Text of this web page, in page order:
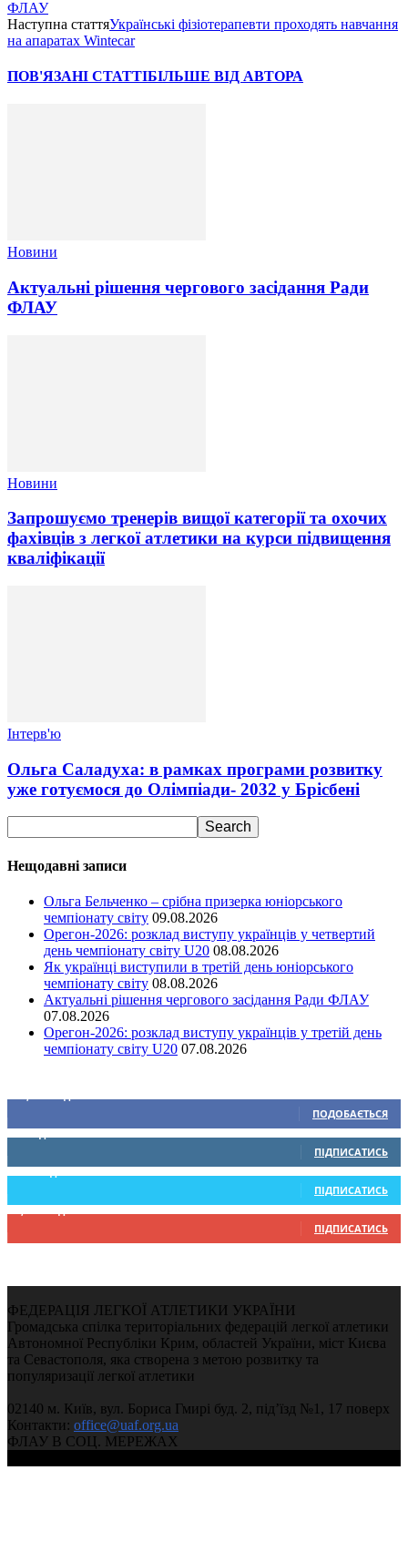
ФЛАУ
Наступна статтяУкраїнські фізіотерапевти проходять навчання
на апаратах Wintecar
ПОВ'ЯЗАНІ СТАТТІБІЛЬШЕ ВІД АВТОРА
Новини
Актуальні рішення чергового засідання Ради
ФЛАУ
Новини
Запрошуємо тренерів вищої категорії та охочих
фахівців з легкої атлетики на курси підвищення
кваліфікації
Інтерв'ю
Ольга Саладуха: в рамках програми розвитку
уже готуємося до Олімпіади- 2032 у Брісбені
Нещодавні записи
Ольга Бельченко – срібна призерка юніорського
чемпіонату світу 09.08.2026
Орегон-2026: розклад виступу українців у четвертий
день чемпіонату світу U20 08.08.2026
Як українці виступили в третій день юніорського
чемпіонату світу 08.08.2026
Актуальні рішення чергового засідання Ради ФЛАУ
07.08.2026
Орегон-2026: розклад виступу українців у третій день
чемпіонату світу U20 07.08.2026
ПОДОБАЄТЬСЯ
0 Підписників
ПІДПИСАТИСЬ
234 Підписників
ПІДПИСАТИСЬ
9,370 Підписників
ПІДПИСАТИСЬ
ФЕДЕРАЦІЯ ЛЕГКОЇ АТЛЕТИКИ УКРАЇНИ
Громадська спілка територіальних федерацій легкої атлетики
Автономної Республіки Крим, областей України, міст Києва
та Севастополя, яка створена з метою розвитку та
популяризації легкої атлетики
02140 м. Київ, вул. Бориса Гмирі буд. 2, під’їзд №1, 17 поверх
Контакти: office@uaf.org.ua
ФЛАУ В СОЦ. МЕРЕЖАХ